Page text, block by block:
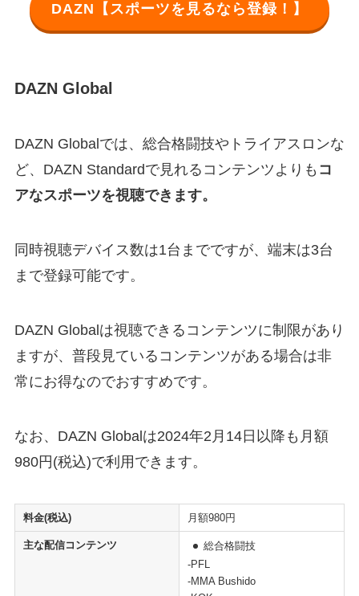
DAZN【スポーツを見るなら登録！】
DAZN Global
DAZN Globalでは、総合格闘技やトライアスロンな
ど、DAZN Standardで見れるコンテンツよりも コ
アなスポーツを視聴できます。
同時視聴デバイス数は1台までですが、端末は3台
まで登録可能です。
DAZN Globalは視聴できるコンテンツに制限があり
ますが、普段見ているコンテンツがある場合は非
常にお得なのでおすすめです。
なお、DAZN Globalは2024年2月14日以降も月額
980円(税込)で利用できます。
料金(税込) 月額980円
主な配信コンテンツ
総合格闘技
-PFL
-MMA Bushido